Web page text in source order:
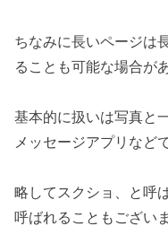
ちなみに長いページは
ることも可能な場合が
基本的に扱いは写真と
メッセージアプリなど
略してスクショ、と呼
呼ばれることもござい